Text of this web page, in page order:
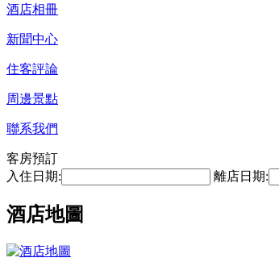
酒店相冊
新聞中心
住客評論
周邊景點
聯系我們
客房預訂
入住日期:
離店日期:
酒店地圖